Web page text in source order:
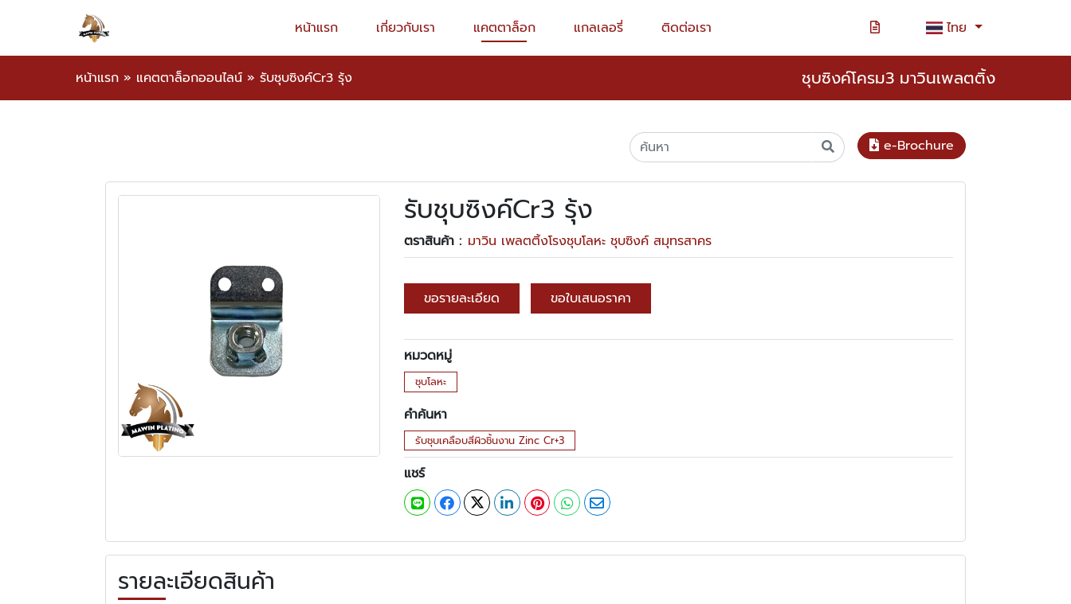
หน้าแรก เกี่ยวกับเรา แคตตาล็อก แกลเลอรี่ ติดต่อเรา ไทย
หน้าแรก » แคตตาล็อกออนไลน์ » รับชุบซิงค์Cr3 รุ้ง ชุบซิงค์โครม3 มาวินเพลตติ้ง
e-Brochure
รับชุบซิงค์Cr3 รุ้ง
ตราสินค้า : มาวิน เพลตติ้งโรงชุบโลหะ ชุบซิงค์ สมุทรสาคร
ขอรายละเอียด ขอใบเสนอราคา
หมวดหมู่
ชุบโลหะ
คำค้นหา
รับชุบเคลือบสีผิวชิ้นงาน Zinc Cr+3
แชร์
รายละเอียดสินค้า